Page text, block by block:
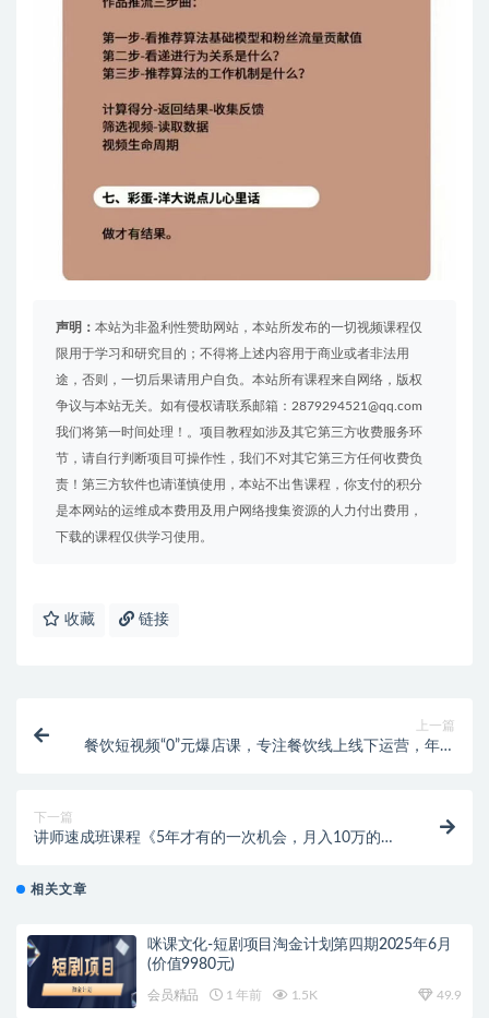
声明： 本站为非盈利性赞助网站，本站所发布的一切视频课程仅
限用于学习和研究目的；不得将上述内容用于商业或者非法用
途，否则，一切后果请用户自负。本站所有课程来自网络，版权
争议与本站无关。如有侵权请联系邮箱：2879294521@qq.com
我们将第一时间处理！。项目教程如涉及其它第三方收费服务环
节，请自行判断项目可操作性，我们不对其它第三方任何收费负
责！第三方软件也请谨慎使用，本站不出售课程，你支付的积分
是本网站的运维成本费用及用户网络搜集资源的人力付出费用，
下载的课程仅供学习使用。
收藏 链接
上一篇
餐饮短视频“0”元爆店课，专注餐饮线上线下运营，年入
下一篇
讲师速成班课程《5年才有的一次机会，月入10万的永
相关文章
咪课文化-短剧项目淘金计划第四期2025年6月
(价值9980元)
会员精品 1 年前 1.5K 49.9